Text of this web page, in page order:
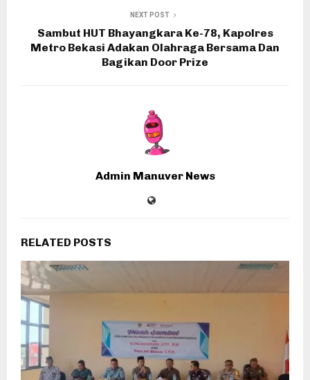
NEXT POST
Sambut HUT Bhayangkara Ke-78, Kapolres
Metro Bekasi Adakan Olahraga Bersama Dan
Bagikan Door Prize
Admin Manuver News
RELATED POSTS